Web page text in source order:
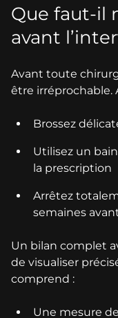
Que faut-il
avant
Avant toute
être irréprochable.
Brossez
Utilisez un
la prescription
Arrêtez
semaines
Un bilan complet
de visualiser
comprend :
Une mesure